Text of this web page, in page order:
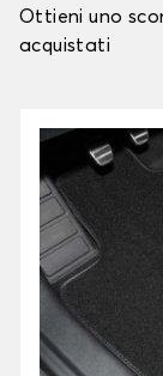
Ottieni uno
acquistati